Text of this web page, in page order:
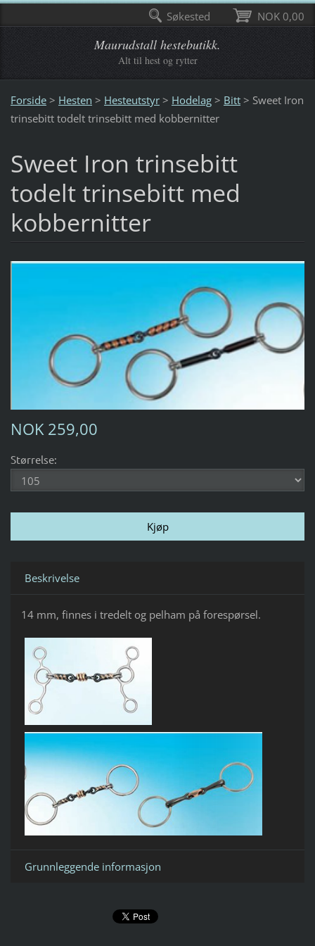
Maurudstall hestebutikk.
Alt til hest og rytter
Forside > Hesten > Hesteutstyr > Hodelag > Bitt > Sweet Iron
trinsebitt todelt trinsebitt med kobbernitter
Sweet Iron trinsebitt
todelt trinsebitt med
kobbernitter
NOK 259,00
Størrelse:
Beskrivelse
14 mm, finnes i tredelt og pelham på forespørsel.
Grunnleggende informasjon
NOK 0,00
Søkested